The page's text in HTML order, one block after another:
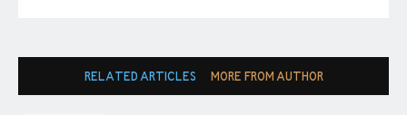
RELATED ARTICLES MORE FROM AUTHOR